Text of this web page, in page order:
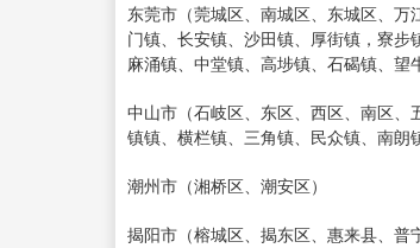
东莞市（莞城区、南城区、东城区、
门镇、长安镇、沙田镇、厚街镇，寮步
麻涌镇、中堂镇、高埗镇、石碣镇、望
中山市（石岐区、东区、西区、南区
镇镇、横栏镇、三角镇、民众镇、南朗
潮州市（湘桥区、潮安区）
揭阳市（榕城区、揭东区、惠来县、普